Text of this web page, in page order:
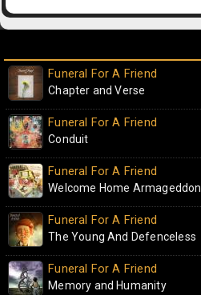
Funeral For A Friend
Chapter and Verse
Funeral For A Friend
Conduit
Funeral For A Friend
Welcome Home Armageddon
Funeral For A Friend
The Young And Defenceless
Funeral For A Friend
Memory and Humanity